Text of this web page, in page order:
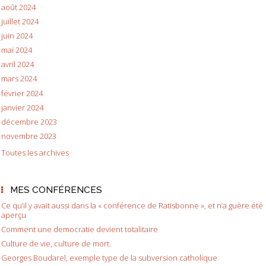
août 2024
juillet 2024
juin 2024
mai 2024
avril 2024
mars 2024
février 2024
janvier 2024
décembre 2023
novembre 2023
Toutes les archives
MES CONFÉRENCES
Ce qu’il y avait aussi dans la « conférence de Ratisbonne », et n’a guère été
aperçu
Comment une democratie devient totalitaire
Culture de vie, culture de mort.
Georges Boudarel, exemple type de la subversion catholique